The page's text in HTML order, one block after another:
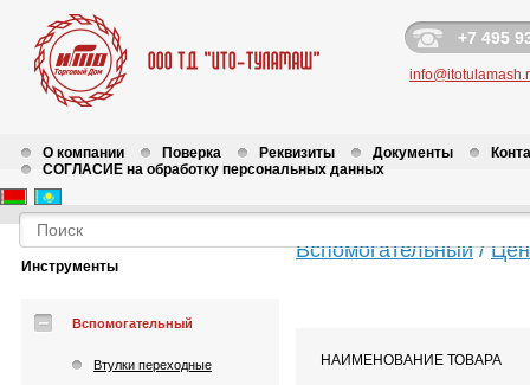
+7 495
О компании Поверка Реквизиты Документы
СОГЛАСИЕ на обработку персональных данных
Инструменты
Вспомогательный
Втулки переходные
Вспомогательный /
НАИМЕНОВАНИЕ ТОВАРА